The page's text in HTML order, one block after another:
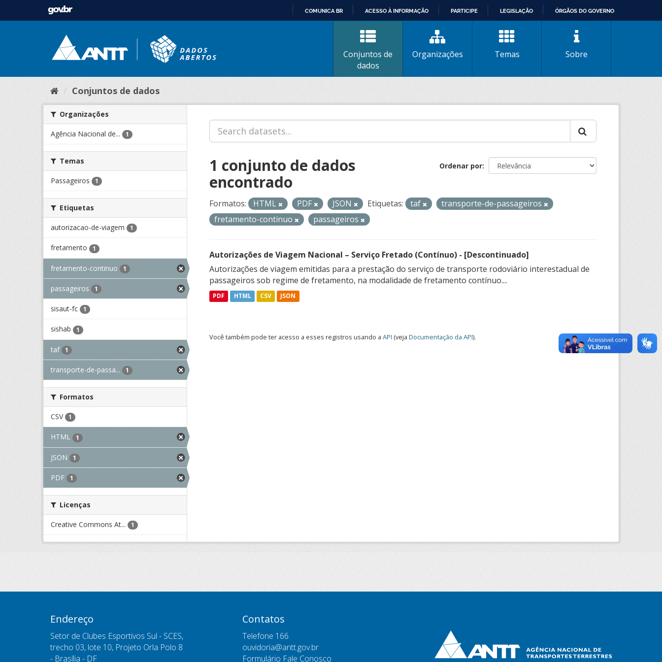
CONTEÚDO
COMUNICA BR ACESSO À INFORMAÇÃO PARTICIPE LEGISLAÇÃO ÓRGÃOS DO GOVERNO
Conjuntos de
dados
Organizações Temas Sobre
Conjuntos de dados
Organizações
Agência Nacional de... 1
Temas
Passageiros 1
Etiquetas
autorizacao-de-viagem 1
fretamento 1
fretamento-continuo 1
passageiros 1
sisaut-fc 1
sishab 1
taf 1
transporte-de-passa... 1
Formatos
CSV 1
HTML 1
JSON 1
PDF 1
Licenças
Creative Commons At... 1
Ordenar por
1 conjunto de dados
encontrado
Formatos: HTML PDF JSON Etiquetas: taf
transporte-de-passageiros
fretamento-continuo
passageiros
Autorizações de Viagem Nacional – Serviço Fretado (Contínuo) - [Descontinuado]
Autorizações de viagem emitidas para a prestação do serviço de transporte rodoviário interestadual de
passageiros sob regime de fretamento, na modalidade de fretamento contínuo....
PDF HTML CSV JSON
Você também pode ter acesso a esses registros usando a API (veja Documentação da API).
Endereço
Setor de Clubes Esportivos Sul - SCES,
trecho 03, lote 10, Projeto Orla Polo 8
- Brasília - DF
Contatos
Telefone 166
ouvidoria@antt.gov.br
Formulário Fale Conosco